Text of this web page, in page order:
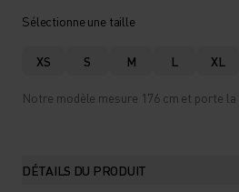
Sélectionne une taille
XS S M L XL
Notre modèle mesure 176 cm et porte la
DÉTAILS DU PRODUIT